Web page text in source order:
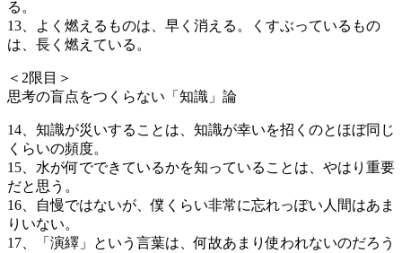
る。
13、よく燃えるものは、早く消える。くすぶっているもの
は、長く燃えている。
＜2限目＞
思考の盲点をつくらない「知識」論
14、知識が災いすることは、知識が幸いを招くのとほぼ同じ
くらいの頻度。
15、水が何でできているかを知っていることは、やはり重要
だと思う。
16、自慢ではないが、僕くらい非常に忘れっぽい人間はあま
りいない。
17、「演繹」という言葉は、何故あまり使われないのだろう